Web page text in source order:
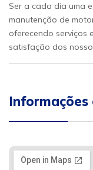
Ser a cada dia uma
manutenção de
oferecendo serviços
satisfação dos